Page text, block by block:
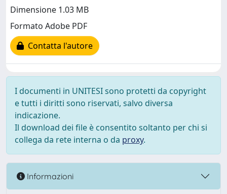
Dimensione 1.03 MB
Formato Adobe PDF
Contatta l'autore
I documenti in UNITESI sono protetti da copyright
e tutti i diritti sono riservati, salvo diversa
indicazione.
Il download dei file è consentito soltanto per chi si
collega da rete interna o da proxy.
Informazioni